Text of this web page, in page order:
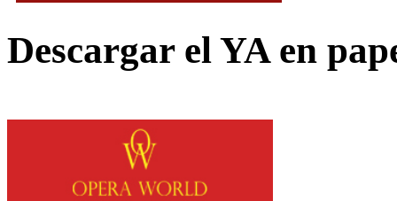
Descargar el YA en